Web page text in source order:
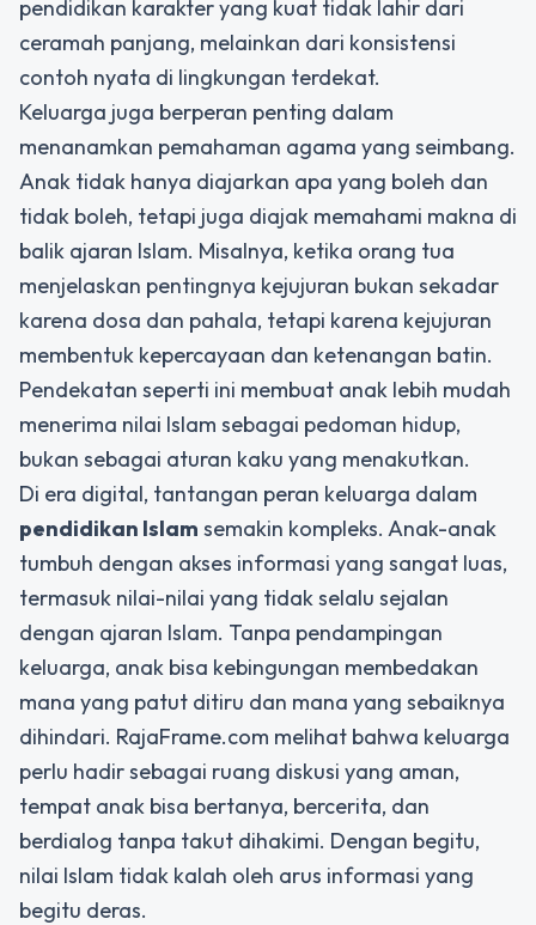
pendidikan karakter yang kuat tidak lahir dari
ceramah panjang, melainkan dari konsistensi
contoh nyata di lingkungan terdekat.
Keluarga juga berperan penting dalam
menanamkan pemahaman agama yang seimbang.
Anak tidak hanya diajarkan apa yang boleh dan
tidak boleh, tetapi juga diajak memahami makna di
balik ajaran Islam. Misalnya, ketika orang tua
menjelaskan pentingnya kejujuran bukan sekadar
karena dosa dan pahala, tetapi karena kejujuran
membentuk kepercayaan dan ketenangan batin.
Pendekatan seperti ini membuat anak lebih mudah
menerima nilai Islam sebagai pedoman hidup,
bukan sebagai aturan kaku yang menakutkan.
Di era digital, tantangan peran keluarga dalam
pendidikan Islam semakin kompleks. Anak-anak
tumbuh dengan akses informasi yang sangat luas,
termasuk nilai-nilai yang tidak selalu sejalan
dengan ajaran Islam. Tanpa pendampingan
keluarga, anak bisa kebingungan membedakan
mana yang patut ditiru dan mana yang sebaiknya
dihindari. RajaFrame.com melihat bahwa keluarga
perlu hadir sebagai ruang diskusi yang aman,
tempat anak bisa bertanya, bercerita, dan
berdialog tanpa takut dihakimi. Dengan begitu,
nilai Islam tidak kalah oleh arus informasi yang
begitu deras.